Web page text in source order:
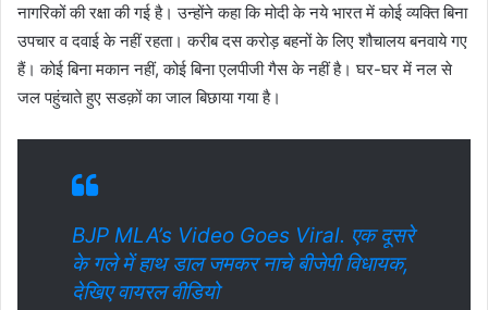
नागरिकों की रक्षा की गई है। उन्होंने कहा कि मोदी के नये भारत में कोई व्यक्ति बिना
उपचार व दवाई के नहीं रहता। करीब दस करोड़ बहनों के लिए शौचालय बनवाये गए
हैं। कोई बिना मकान नहीं, कोई बिना एलपीजी गैस के नहीं है। घर-घर में नल से
जल पहुंचाते हुए सडक़ों का जाल बिछाया गया है।
BJP MLA’s Video Goes Viral. एक दूसरे
के गले में हाथ डाल जमकर नाचे बीजेपी विधायक,
देखिए वायरल वीडियो